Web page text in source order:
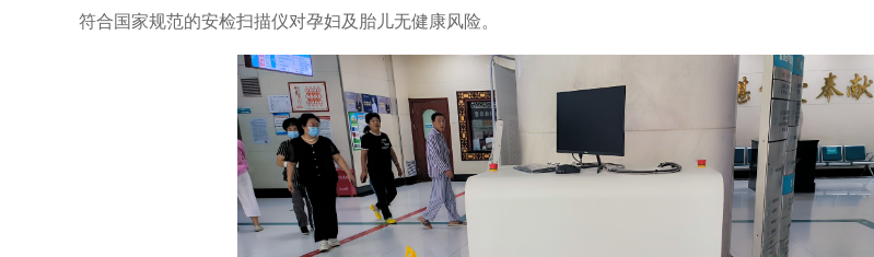
符合国家规范的安检扫描仪对孕妇及胎儿无健康风险。